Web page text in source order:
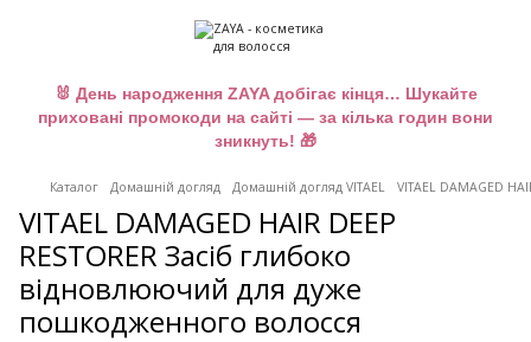
🐰 День народження ZAYA добігає кінця… Шукайте
приховані промокоди на сайті — за кілька годин вони
зникнуть! 🎁
Каталог Домашній догляд Домашній догляд VITAEL VITAEL DAMAGED
VITAEL DAMAGED HAIR DEEP
RESTORER Засіб глибоко
відновлюючий для дуже
пошкодженного волосся